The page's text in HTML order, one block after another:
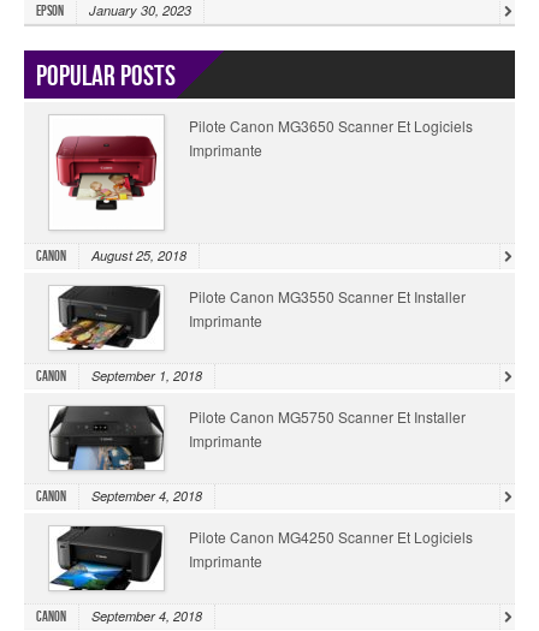
Epson January 30, 2023
Popular Posts
Pilote Canon MG3650 Scanner Et Logiciels
Imprimante
Canon August 25, 2018
Pilote Canon MG3550 Scanner Et Installer
Imprimante
Canon September 1, 2018
Pilote Canon MG5750 Scanner Et Installer
Imprimante
Canon September 4, 2018
Pilote Canon MG4250 Scanner Et Logiciels
Imprimante
Canon September 4, 2018